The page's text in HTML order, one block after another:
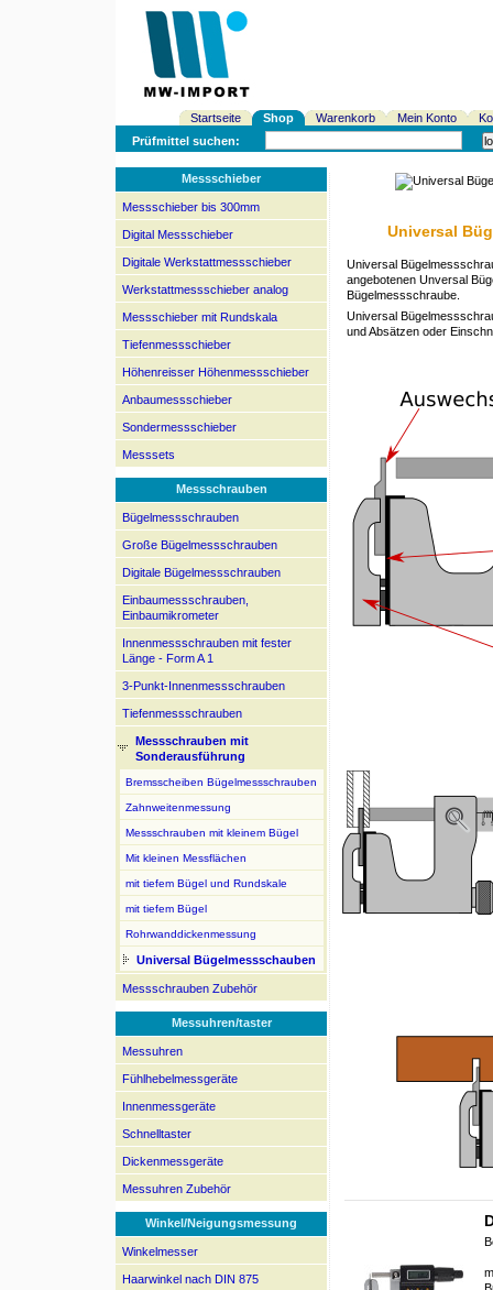
Startseite Shop Warenkorb Mein Konto
Prüfmittel suchen:
Messschieber
Messschieber bis 300mm
Digital Messschieber
Digitale Werkstattmessschieber
Werkstattmessschieber analog
Messschieber mit Rundskala
Tiefenmessschieber
Höhenreisser Höhenmessschieber
Anbaumessschieber
Sondermessschieber
Messsets
Messschrauben
Bügelmessschrauben
Große Bügelmessschrauben
Digitale Bügelmessschrauben
Einbaumessschrauben,
Einbaumikrometer
Innenmessschrauben mit fester
Länge - Form A 1
3-Punkt-Innenmessschrauben
Tiefenmessschrauben
Messschrauben mit
Sonderausführung
Bremsscheiben Bügelmessschrauben
Zahnweitenmessung
Messschrauben mit kleinem Bügel
Mit kleinen Messflächen
mit tiefem Bügel und Rundskale
mit tiefem Bügel
Rohrwanddickenmessung
Universal Bügelmessschauben
Messschrauben Zubehör
Messuhren/taster
Messuhren
Fühlhebelmessgeräte
Innenmessgeräte
Schnelltaster
Dickenmessgeräte
Messuhren Zubehör
Winkel/Neigungsmessung
Winkelmesser
Haarwinkel nach DIN 875
Universal
Universal
angebotenen Unversal
Bügelmessschraube.
Universal
und Absätzen oder